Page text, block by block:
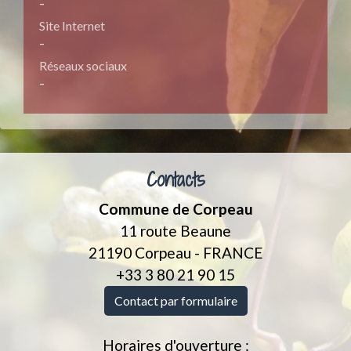
Site Internet
-
Réseaux sociaux
-
Contacts
Commune de Corpeau
11 route Beaune
21190 Corpeau - FRANCE
+33 3 80 21 90 15
Contact par formulaire
Horaires d'ouverture :